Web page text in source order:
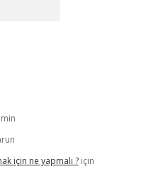
için ne yapmalı ?için